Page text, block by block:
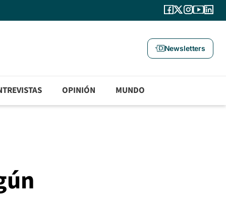
Newsletters
OPINIÓN MUNDO